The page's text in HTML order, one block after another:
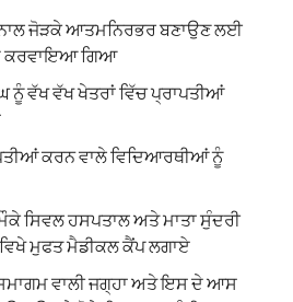
ਜੋੜਕੇ ਆਤਮਨਿਰਭਰ ਬਣਾਉਣ ਲਈ
ਕਰਵਾਇਆ ਗਿਆ
ਨੂੰ ਵੱਖ ਵੱਖ ਖੇਤਰਾਂ ਵਿੱਚ ਪ੍ਰਾਪਤੀਆਂ
ਕਰਨ ਵਾਲੇ ਵਿਦਿਆਰਥੀਆਂ ਨੂੰ
ਸਿਵਲ ਹਸਪਤਾਲ ਅਤੇ ਮਾਤਾ ਸੁੰਦਰੀ
ਮੁਫਤ ਮੈਡੀਕਲ ਕੈਂਪ ਲਗਾਏ
ਵਾਲੀ ਜਗ੍ਹਾ ਅਤੇ ਇਸ ਦੇ ਆਸ